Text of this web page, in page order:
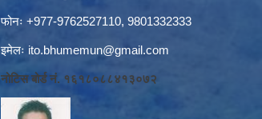
फोनः +977-9762527110, 9801332333
इमेलः ito.bhumemun@gmail.com
नोटिस बोर्ड नं. १६१८०८८४१३०७२